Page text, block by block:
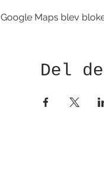
Google Maps blev
Del